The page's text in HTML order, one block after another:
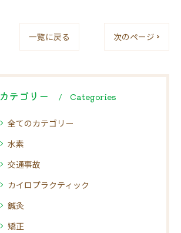
一覧に戻る 次のページ >
カテゴリー Categories
全てのカテゴリー
水素
交通事故
カイロプラクティック
鍼灸
矯正